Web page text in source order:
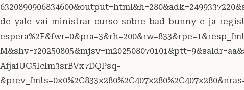
de-yale-vai-ministrar-curso-sobre-bad-bunny-e-ja-
AfjaiUG5IcIm3srBVx7DQPsq-